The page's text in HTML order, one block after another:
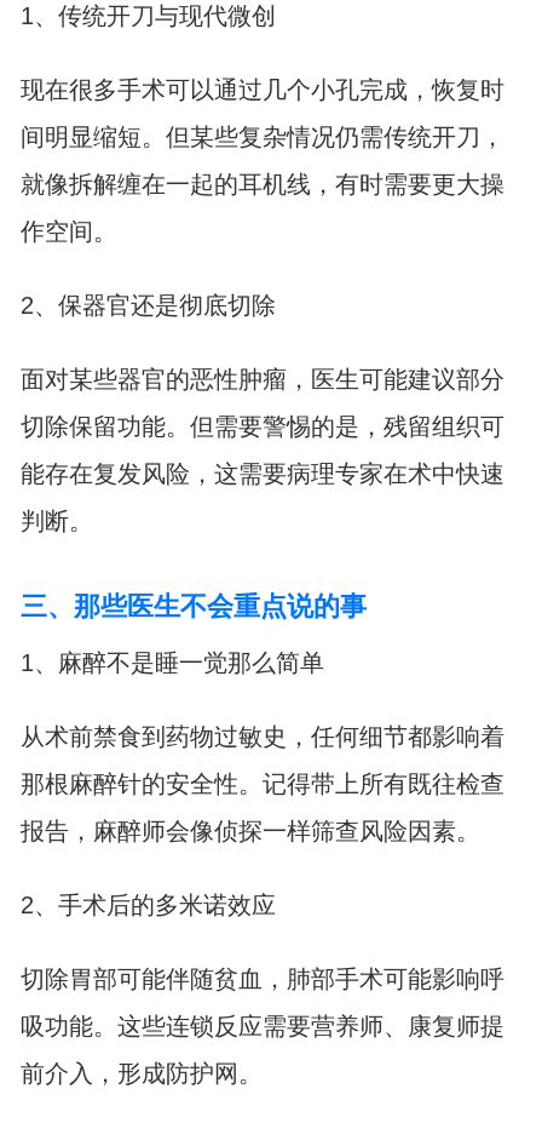
1、传统开刀与现代微创
现在很多手术可以通过几个小孔完成，恢复时
间明显缩短。但某些复杂情况仍需传统开刀，
就像拆解缠在一起的耳机线，有时需要更大操
作空间。
2、保器官还是彻底切除
面对某些器官的恶性肿瘤，医生可能建议部分
切除保留功能。但需要警惕的是，残留组织可
能存在复发风险，这需要病理专家在术中快速
判断。
三、那些医生不会重点说的事
1、麻醉不是睡一觉那么简单
从术前禁食到药物过敏史，任何细节都影响着
那根麻醉针的安全性。记得带上所有既往检查
报告，麻醉师会像侦探一样筛查风险因素。
2、手术后的多米诺效应
切除胃部可能伴随贫血，肺部手术可能影响呼
吸功能。这些连锁反应需要营养师、康复师提
前介入，形成防护网。